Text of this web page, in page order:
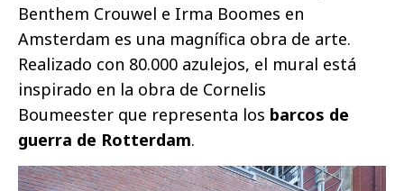
Benthem Crouwel e Irma Boomes en
Amsterdam es una magnífica obra de arte.
Realizado con 80.000 azulejos, el mural está
inspirado en la obra de Cornelis
Boumeester que representa los barcos de
guerra de Rotterdam.